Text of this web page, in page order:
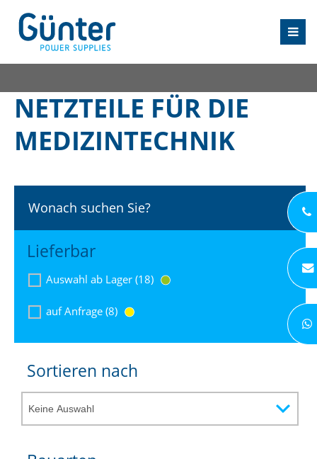
NETZTEILE FÜR DIE
MEDIZINTECHNIK
Wonach suchen Sie?
Lieferbar
Auswahl ab Lager (18)
auf Anfrage (8)
Sortieren nach